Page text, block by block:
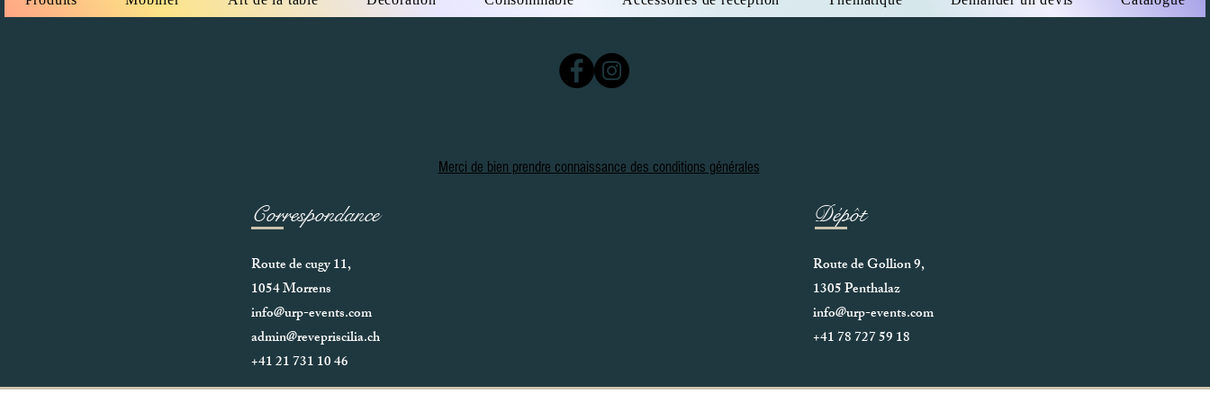
Merci de bien prendre connaissance des conditions générales
Correspondance
Route de cugy 11,
1054 Morrens
info@urp-events.com
admin@revepriscilia.ch
+41 21 731 10 46
Dépôt
Route de Gollion 9,
1305 Penthalaz
info@urp-events.com
+41 78 727 59 18